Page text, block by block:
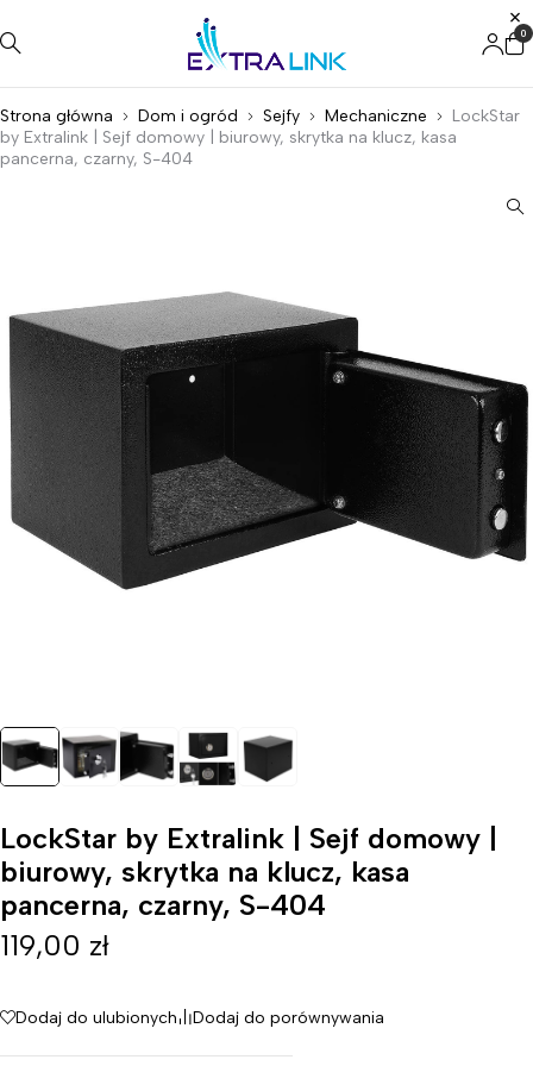
0
Strona główna Dom i ogród Sejfy Mechaniczne
LockStar
by Extralink | Sejf domowy | biurowy, skrytka na klucz, kasa
pancerna, czarny, S-404
LockStar by Extralink | Sejf domowy |
biurowy, skrytka na klucz, kasa
pancerna, czarny, S-404
119,00 zł
Dodaj do ulubionych Dodaj do porównywania